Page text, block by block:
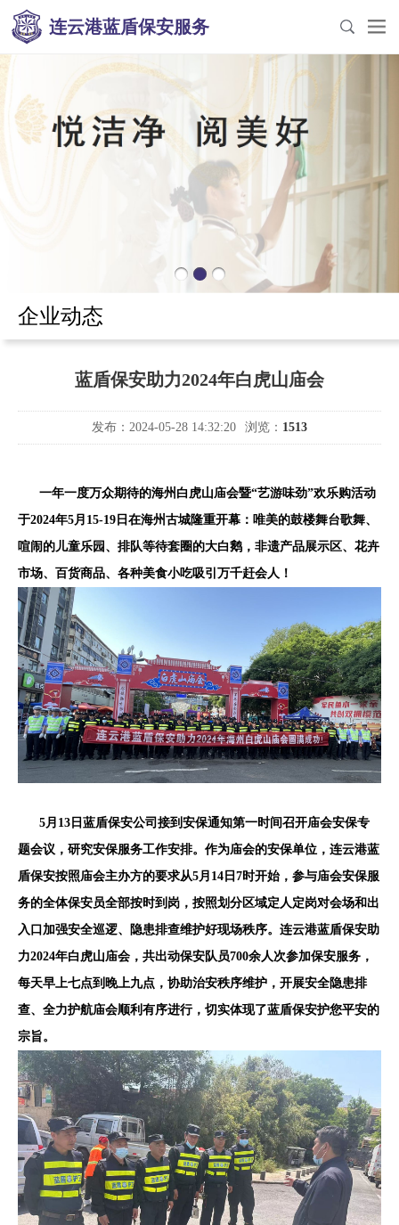
连云港蓝盾保安服务
企业动态
蓝盾保安助力2024年白虎山庙会
发布：2024-05-28 14:32:20 浏览： 1513
一年一度万众期待的海州白虎山庙会暨“艺游味劲”欢乐购活动
于2024年5月15-19日在海州古城隆重开幕：唯美的鼓楼舞台歌舞、
喧闹的儿童乐园、排队等待套圈的大白鹅，非遗产品展示区、花卉
市场、百货商品、各种美食小吃吸引万千赶会人！
5月13日蓝盾保安公司接到安保通知第一时间召开庙会安保专
题会议，研究安保服务工作安排。作为庙会的安保单位，连云港蓝
盾保安按照庙会主办方的要求从5月14日7时开始，参与庙会安保服
务的全体保安员全部按时到岗，按照划分区域定人定岗对会场和出
入口加强安全巡逻、隐患排查维护好现场秩序。连云港蓝盾保安助
力2024年白虎山庙会，共出动保安队员700余人次参加保安服务，
每天早上七点到晚上九点，协助治安秩序维护，开展安全隐患排
查、全力护航庙会顺利有序进行，切实体现了蓝盾保安护您平安的
宗旨。